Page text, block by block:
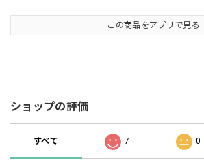
この商品をアプリで見る
ショップの評価
すべて 7 0